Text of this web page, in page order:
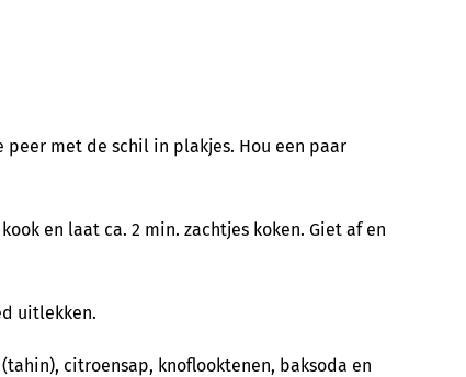
peer met de schil in plakjes. Hou een paar
en laat ca. 2 min. zachtjes koken. Giet af en
uitlekken.
citroensap, knoflooktenen, baksoda en